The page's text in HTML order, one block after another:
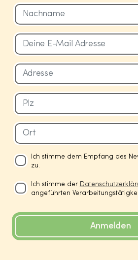
Ich stimme dem Empfang des
zu.
Ich stimme der
angeführten
Anmelden